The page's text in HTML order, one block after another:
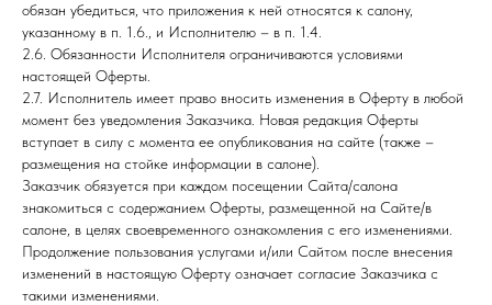
обязан убедиться, что приложения к ней относятся к салону,
указанному в п. 1.6., и Исполнителю – в п. 1.4.
2.6. Обязанности Исполнителя ограничиваются условиями
настоящей Оферты.
2.7. Исполнитель имеет право вносить изменения в Оферту в любой
момент без уведомления Заказчика. Новая редакция Оферты
вступает в силу с момента ее опубликования на сайте (также –
размещения на стойке информации в салоне).
Заказчик обязуется при каждом посещении Сайта/салона
знакомиться с содержанием Оферты, размещенной на Сайте/в
салоне, в целях своевременного ознакомления с его изменениями.
Продолжение пользования услугами и/или Сайтом после внесения
изменений в настоящую Оферту означает согласие Заказчика с
такими изменениями.